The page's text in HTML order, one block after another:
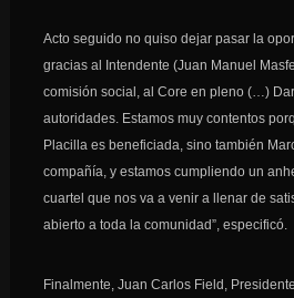
Acto seguido no quiso dejar pasar la
gracias al Intendente (Juan Manuel
comisión social, al Core en pleno (…)
autoridades. Estamos muy contentos
Placilla es beneficiada, sino también
compañía, y estamos cumpliendo un
cuartel que nos va a venir a llenar de
abierto a toda la comunidad”, especificó.
Finalmente, Juan Carlos Field,